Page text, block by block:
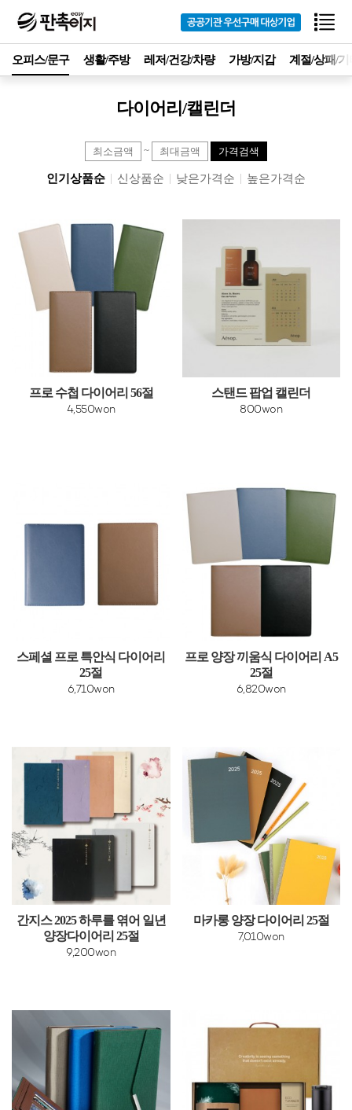
오피스/문구 생활/주방 레저/건강/차량 가방/지갑 계절/상패/기
다이어리/캘린더
~ 가격검색
인기상품순 신상품순 낮은가격순 높은가격순
프로 수첩 다이어리 56절
4,550won
스탠드 팝업 캘린더
800won
스페셜 프로 특안식 다이어리
25절
6,710won
프로 양장 끼움식 다이어리 A5
25절
6,820won
간지스 2025 하루를 엮어 일년
양장다이어리 25절
9,200won
마카롱 양장 다이어리 25절
7,010won